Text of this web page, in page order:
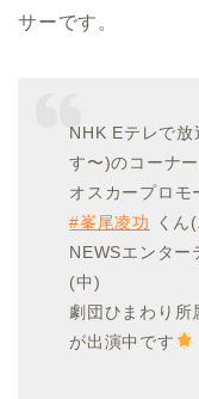
サーです。
NHK Eテレで放
す〜)のコーナー
オスカープロモ
#峯尾凌功
くん
NEWSエンター
(中)
劇団ひまわり所
が出演中です